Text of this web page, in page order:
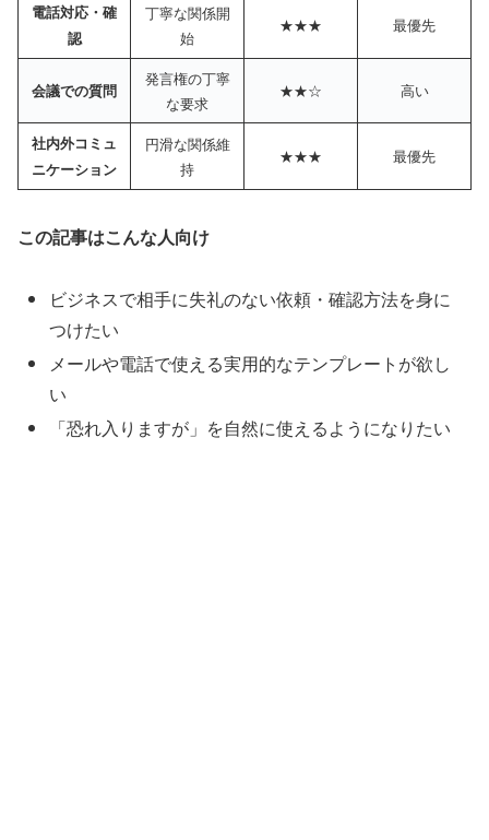
電話対応・確
認
丁寧な関係開
始
★★★ 最優先
会議での質問
発言権の丁寧
な要求
★★☆ 高い
社内外コミュ
ニケーション
円滑な関係維
持
★★★ 最優先
この記事はこんな人向け
ビジネスで相手に失礼のない依頼・確認方法を身に
つけたい
メールや電話で使える実用的なテンプレートが欲し
い
「恐れ入りますが」を自然に使えるようになりたい